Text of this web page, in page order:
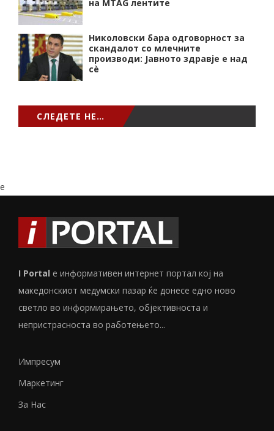
на MTAG лентите
Николовски бара одговорност за
скандалот со млечните
производи: Јавното здравје е над
сѐ
СЛЕДЕТЕ НЕ…
e
I Portal е информативен интернет портал кој на
македонскиот медумски пазар ќе донесе едно ново
светло во информирањето, објективноста и
непристрасноста во работењето...
Импресум
Маркетинг
За Нас